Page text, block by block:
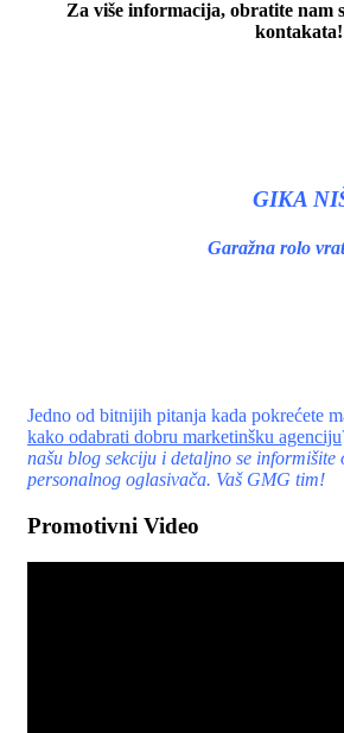
Za više informacija, obratite nam
kontakata!
GIKA
Garažna rolo
Jedno od bitnijih pitanja kada pokrećete
kako odabrati dobru marketinšku agenciju
našu blog sekciju i detaljno se informišite
personalnog oglasivača. Vaš GMG tim!
Promotivni Video